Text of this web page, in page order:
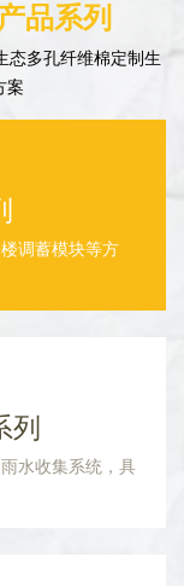
品系列
态多孔纤维棉定制生
案
调蓄模块等方
列
水收集系统，具